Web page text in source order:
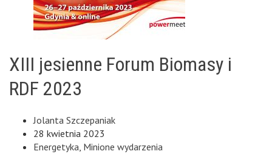
XIII jesienne Forum Biomasy i
RDF 2023
Jolanta Szczepaniak
28 kwietnia 2023
Energetyka, Minione wydarzenia